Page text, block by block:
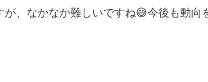
、なかなか難しいですね😅今後も動向